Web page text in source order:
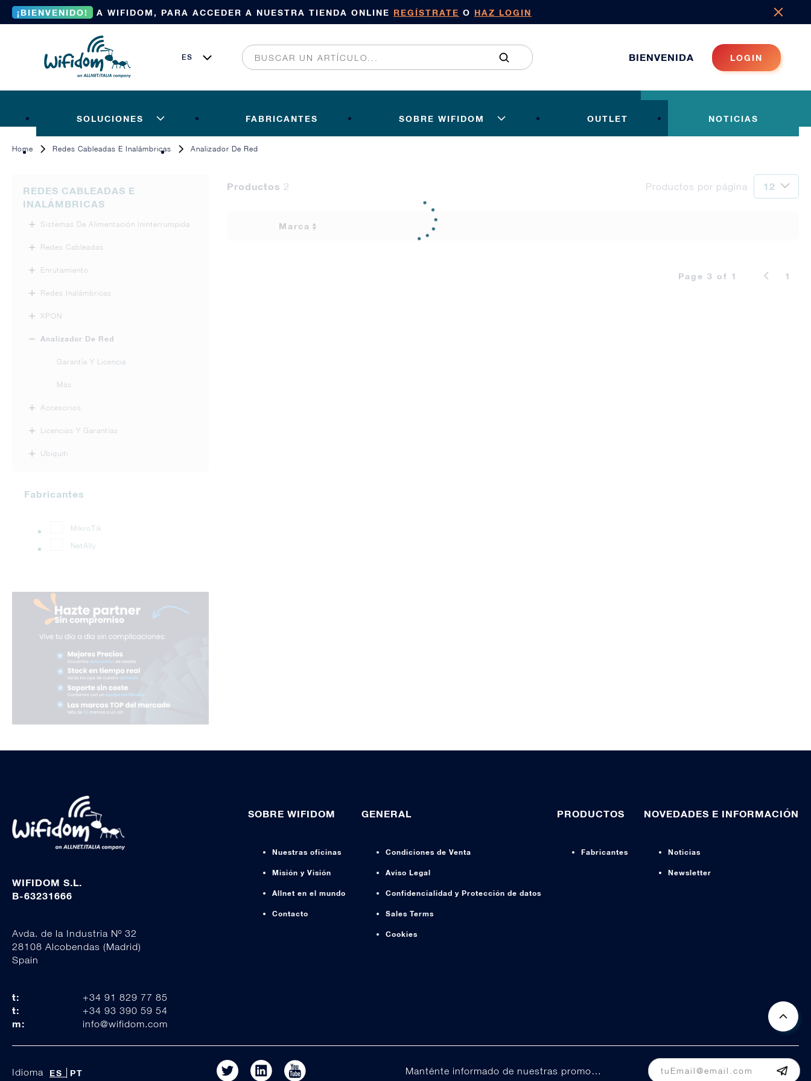
¡BIENVENIDO! A WIFIDOM, PARA ACCEDER A NUESTRA TIENDA ONLINE REGÍSTRATE O HAZ LOGIN
BIENVENIDA LOGIN
SOLUCIONES FABRICANTES SOBRE WIFIDOM OUTLET NOTICIAS
Home Redes Cableadas E Inalámbricas Analizador De Red
REDES CABLEADAS E
INALÁMBRICAS
Sistemas De Alimentación Ininterrumpida
Redes Cableadas
Enrutamiento
Redes Inalámbricas
XPON
Analizador De Red
Garantía Y Licencia
Más
Accesorios
Licencias Y Garantías
Ubiquiti
Fabricantes
MikroTik
NetAlly
Productos 2 Productos por página
Marca
Page 3 of 1 1
WIFIDOM S.L.
B-63231666
Avda. de la Industria Nº 32
28108 Alcobendas (Madrid)
Spain
t: +34 91 829 77 85
t: +34 93 390 59 54
m: info@wifidom.com
SOBRE WIFIDOM
Nuestras oficinas
Misión y Visión
Allnet en el mundo
Contacto
GENERAL
Condiciones de Venta
Aviso Legal
Confidencialidad y Protección de datos
Sales Terms
Cookies
PRODUCTOS
Fabricantes
NOVEDADES E INFORMACIÓN
Noticias
Newsletter
Idioma ES PT Manténte informado de nuestras promociones y ofertas